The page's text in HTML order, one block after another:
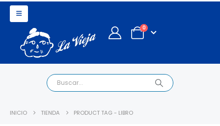
0
INICIO TIENDA PRODUCT TAG - LIBRO